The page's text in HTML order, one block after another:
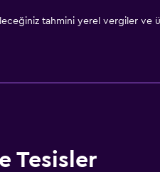
tahmini yerel vergiler ve
Tesisler